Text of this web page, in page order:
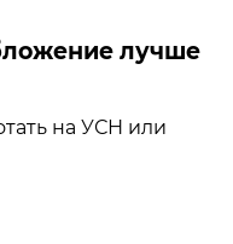
лучше
на УСН или